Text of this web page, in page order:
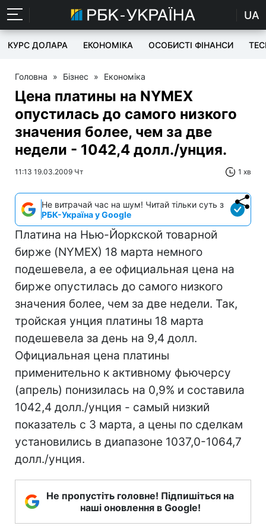
UA
КУРС ДОЛАРА ЕКОНОМІКА ОСОБИСТІ ФІНАНСИ
Головна » Бізнес » Економіка
Цена платины на NYMEX
опустилась до самого низкого
значения более, чем за две
недели - 1042,4 долл./унция.
11:13 19.03.2009 Чт 1 хв
Не витрачай час на шум! Читай тільки суть з
РБК-Україна у Google
Платина на Нью-Йоркской товарной
бирже (NYMEX) 18 марта немного
подешевела, а ее официальная цена на
бирже опустилась до самого низкого
значения более, чем за две недели. Так,
тройская унция платины 18 марта
подешевела за день на 9,4 долл.
Официальная цена платины
применительно к активному фьючерсу
(апрель) понизилась на 0,9% и составила
1042,4 долл./унция - самый низкий
показатель с 3 марта, а цены по сделкам
установились в диапазоне 1037,0-1064,7
долл./унция.
Не пропустіть головне! Підпишіться на
наші оновлення в Google!